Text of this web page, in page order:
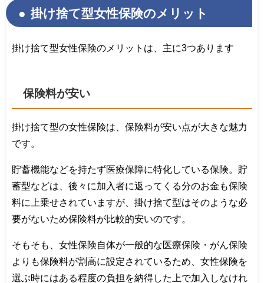
掛け捨て型女性保険のメリット
掛け捨て型女性保険のメリットは、主に3つあります
保険料が安い
掛け捨て型の女性保険は、保険料が安い点が大きな魅力
です。
貯蓄機能などを持たず医療保障に特化している保険。貯
蓄型などは、後々に加入者に返ってくる分のお金も保険
料に上乗せされていますが、掛け捨て型はそのような必
要がないため保険料が比較的安いのです。
そもそも、女性保険自体が一般的な医療保険・がん保険
よりも保険料が割高に設定されているため、女性保険を
選ぶ時にはある程度の負担を納得した上で加入しなけれ